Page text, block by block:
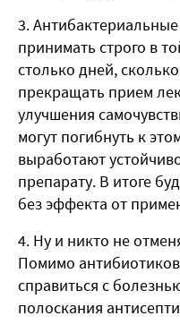
принимать строго в
столько дней,
прекращать прием
улучшения
могут погибнуть к
выработают
препарату. В итоге
без эффекта от
Ну и никто не
Помимо
справиться с
полоскания